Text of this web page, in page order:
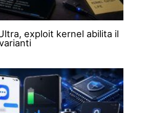
exploit kernel abilita il